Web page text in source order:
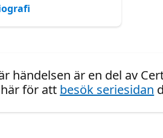
händelsen är en del av
för att besök seriesidan